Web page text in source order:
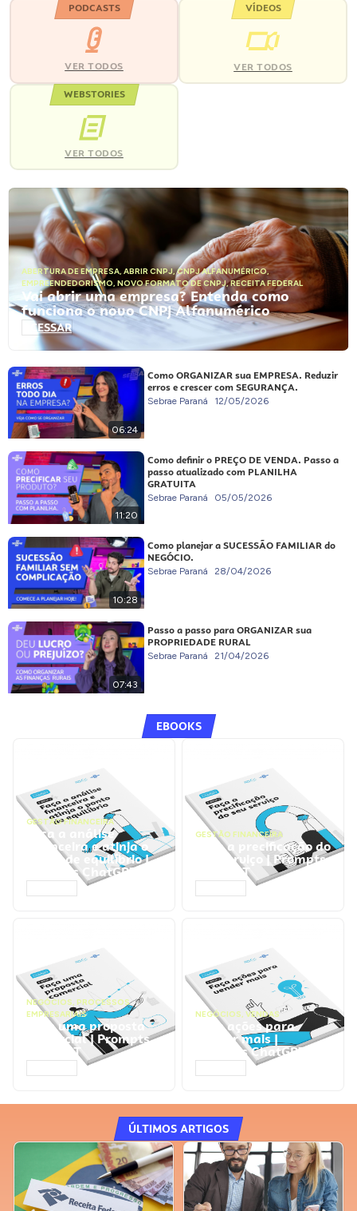
PODCASTS
VER TODOS
VÍDEOS
VER TODOS
WEBSTORIES
VER TODOS
ABERTURA DE EMPRESA, ABRIR CNPJ,CNPJ ALFANUMÉRICO,
EMPREENDEDORISMO, NOVO FORMATO DE CNPJ,RECEITA FEDERAL
Vai abrir uma empresa? Entenda como
funciona o novo CNPJ Alfanumérico
ACESSAR
06:24
Como ORGANIZAR sua EMPRESA. Reduzir
erros e crescer com SEGURANÇA.
Sebrae Paraná 12/05/2026
11:20
Como definir o PREÇO DE VENDA. Passo a
passo atualizado com PLANILHA
GRATUITA
Sebrae Paraná 05/05/2026
10:28
Como planejar a SUCESSÃO FAMILIAR do
NEGÓCIO.
Sebrae Paraná 28/04/2026
07:43
Passo a passo para ORGANIZAR sua
PROPRIEDADE RURAL
Sebrae Paraná 21/04/2026
EBOOKS
GESTÃO FINANCEIRA
Faça a análise
financeira e atinja o
ponto de equilíbrio |
Prompts ChatGPT
GESTÃO FINANCEIRA
Faça a precificação do
seu serviço | Prompts
ChatGPT
NEGÓCIOS, PROCESSOS
EMPRESARIAIS
Faça uma proposta
comercial | Prompts
ChatGPT
NEGÓCIOS, VENDAS
Faça ações para
vender mais |
Prompts ChatGPT
ÚLTIMOS ARTIGOS